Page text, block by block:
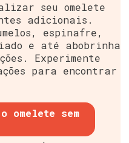
seu omelete
adicionais.
espinafre,
e até abobrinha
Experimente
para encontrar
omelete sem